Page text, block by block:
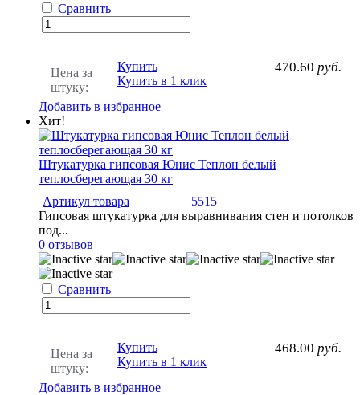
Сравнить
Цена за
штуку:
470.60 руб.
Купить
Купить в 1 клик
Добавить в избранное
Хит!
Штукатурка гипсовая Юнис Теплон белый
теплосберегающая 30 кг
Артикул товара
5515
Гипсовая штукатурка для выравнивания стен и потолков
под...
0 отзывов
Сравнить
Цена за
штуку:
468.00 руб.
Купить
Купить в 1 клик
Добавить в избранное